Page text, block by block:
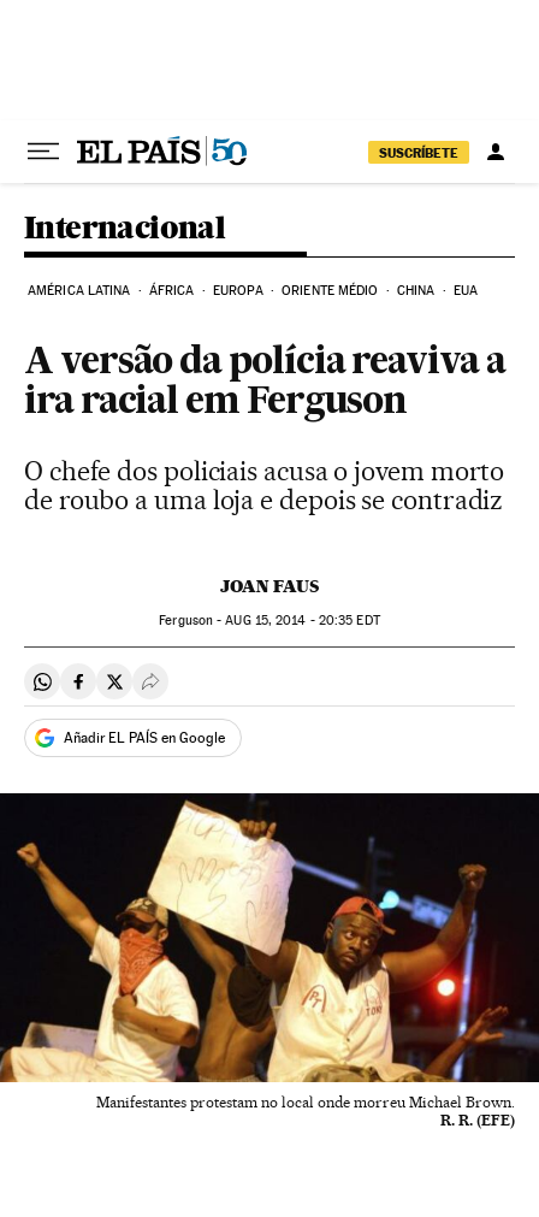
SUSCRÍBETE
Internacional
AMÉRICA LATINA ÁFRICA EUROPA ORIENTE MÉDIO CHINA EUA
A versão da polícia reaviva a
ira racial em Ferguson
O chefe dos policiais acusa o jovem morto
de roubo a uma loja e depois se contradiz
JOAN FAUS
Ferguson -AUG15, 2014 - 20:35 EDT
Compartir en Whatsapp
Compartir en Facebook
Compartir en Twitter
Desplegar Redes Sociales
Añadir EL PAÍS en Google
Manifestantes protestam no local onde morreu Michael Brown.
R. R. (EFE)